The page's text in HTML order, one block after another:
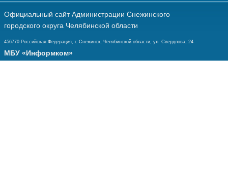
Официальный сайт Администрации Снежинского
городского округа Челябинской области
456770 Российская Федерация, г. Снежинск, Челябинской области, ул. Свердлова, 24
МБУ «Информком»